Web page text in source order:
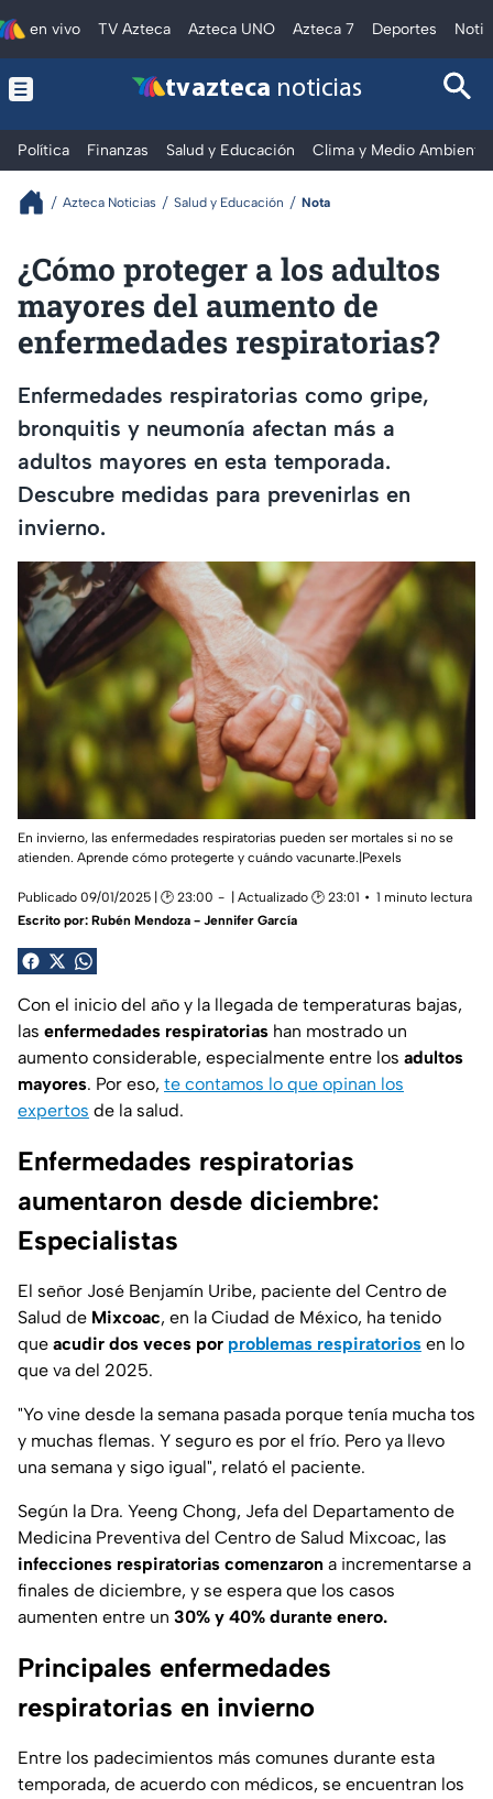
en vivo TV Azteca Azteca UNO Azteca 7 Deportes
tv azteca noticias
Política Finanzas Salud y Educación Clima y Medio Ambiente
Azteca Noticias Salud y Educación Nota
¿Cómo proteger a los adultos
mayores del aumento de
enfermedades respiratorias?
Enfermedades respiratorias como gripe,
bronquitis y neumonía afectan más a
adultos mayores en esta temporada.
Descubre medidas para prevenirlas en
invierno.
En invierno, las enfermedades respiratorias pueden ser mortales si no se
atienden. Aprende cómo protegerte y cuándo vacunarte.|Pexels
Publicado 09/01/2025 | 🕑 23:00 | Actualizado 🕑 23:01
1 minuto lectura
Escrito por: Rubén Mendoza - Jennifer García
Con el inicio del año y la llegada de temperaturas bajas,
las enfermedades respiratorias han mostrado un
aumento considerable, especialmente entre los adultos
mayores. Por eso, te contamos lo que opinan los
expertos de la salud.
Enfermedades respiratorias
aumentaron desde diciembre:
Especialistas
El señor José Benjamín Uribe, paciente del Centro de
Salud de Mixcoac, en la Ciudad de México, ha tenido
que acudir dos veces por problemas respiratorios en lo
que va del 2025.
"Yo vine desde la semana pasada porque tenía mucha tos
y muchas flemas. Y seguro es por el frío. Pero ya llevo
una semana y sigo igual", relató el paciente.
Según la Dra. Yeeng Chong, Jefa del Departamento de
Medicina Preventiva del Centro de Salud Mixcoac, las
infecciones respiratorias comenzaron a incrementarse a
finales de diciembre, y se espera que los casos
aumenten entre un 30% y 40% durante enero.
Principales enfermedades
respiratorias en invierno
Entre los padecimientos más comunes durante esta
temporada, de acuerdo con médicos, se encuentran los